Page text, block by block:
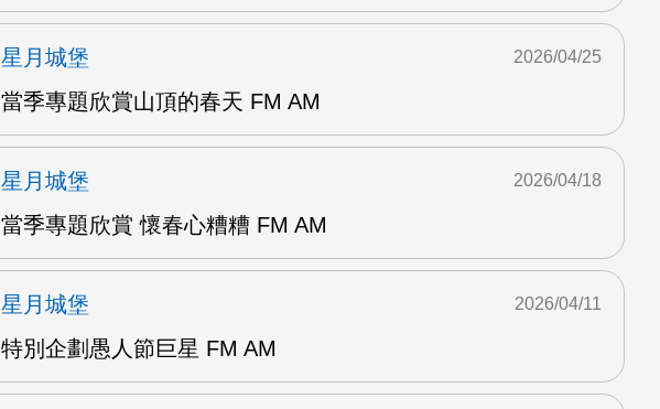
星月城堡
當季專題欣賞山頂的春天 FM AM
2026/04/25
星月城堡
當季專題欣賞 懷春心糟糟 FM AM
2026/04/18
星月城堡
特別企劃愚人節巨星 FM AM
2026/04/11